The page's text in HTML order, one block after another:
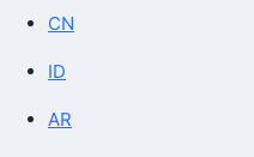
CN
ID
AR